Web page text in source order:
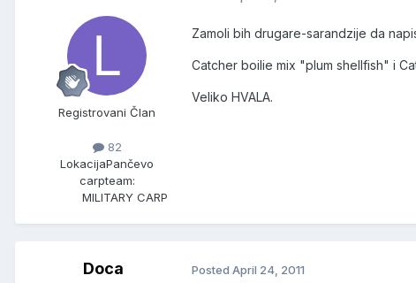
Registrovani Član
82
LokacijaPančevo
carpteam:
MILITARY CARP
Zamoli bih drugare-sarandzije da
Catcher boilie mix "plum shellfish" i
Veliko HVALA.
Doca Posted April 24, 2011